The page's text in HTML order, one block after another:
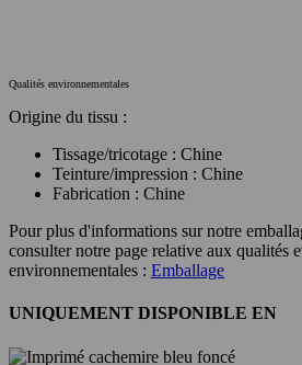
Qualités environnementales
Origine du tissu :
Tissage/tricotage : Chine
Teinture/impression : Chine
Fabrication : Chine
Pour plus d'informations sur notre
consulter notre page relative aux qualités
environnementales : Emballage
UNIQUEMENT DISPONIBLE EN